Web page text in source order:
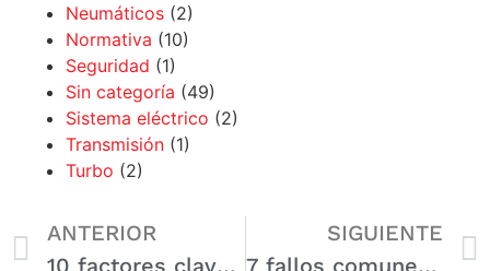
Neumáticos (2)
Normativa (10)
Seguridad (1)
Sin categoría (49)
Sistema eléctrico (2)
Transmisión (1)
Turbo (2)
ANTERIOR
SIGUIENTE